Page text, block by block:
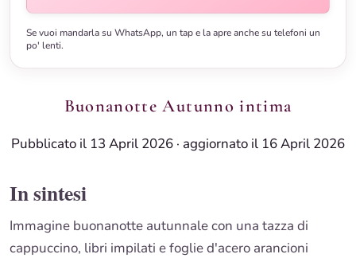
Se vuoi mandarla su WhatsApp, un tap e la apre anche su telefoni un
po' lenti.
Buonanotte Autunno intima
Pubblicato il 13 April 2026 · aggiornato il 16 April 2026
In sintesi
Immagine buonanotte autunnale con una tazza di
cappuccino, libri impilati e foglie d'acero arancioni